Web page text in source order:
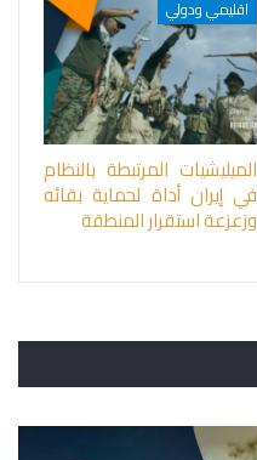
اقليمي ودولي
الميليشيات المرتبطة بالنظام
في إيران أداة لحماية بقائه
وزعزعة استقرار المنطقة